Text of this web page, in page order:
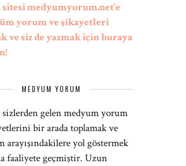
medyumyorum.net'e
yorum ve şikayetleri
ve siz de yazmak için buraya
MEDYUM YORUM
gelen medyum yorum
bir arada toplamak ve
arayışındakilere yol göstermek
faaliyete geçmiştir. Uzun